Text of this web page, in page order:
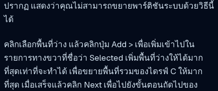
ปรากฏ แสดงว่าคุณไม่สามารถขยายพาร์ติชันระบบด้วยวิธีนี้
ได้
คลิกเลือกพื้นที่ว่าง แล้วคลิกปุ่ม Add > เพื่อเพิ่มเข้าไปใน
รายการทางขวาที่ชื่อว่า Selected เพิ่มพื้นที่ว่างให้ได้มาก
ที่สุดเท่าที่จะทำได้ เพื่อขยายพื้นที่รวมของไดรฟ์ C ให้มาก
ที่สุด เมื่อเสร็จแล้วคลิก Next เพื่อไปยังขั้นตอนถัดไปของ